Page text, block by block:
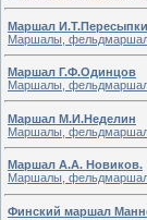
Маршал
Маршалы,
Маршал Г.Ф.Одинцов
Маршалы,
Маршал М.И.Неделин
Маршалы,
Маршал А.А. Новиков.
Маршалы,
Финский маршал